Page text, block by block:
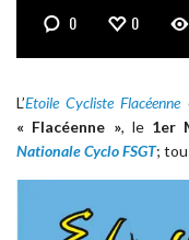
0 0
L’Etoile Cycliste Flacéenne
« Flacéenne », le 1er
Nationale Cyclo FSGT;